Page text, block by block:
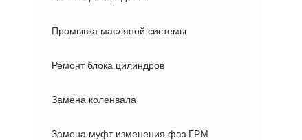
Промывка масляной системы
Ремонт блока цилиндров
Замена коленвала
Замена муфт изменения фаз ГРМ